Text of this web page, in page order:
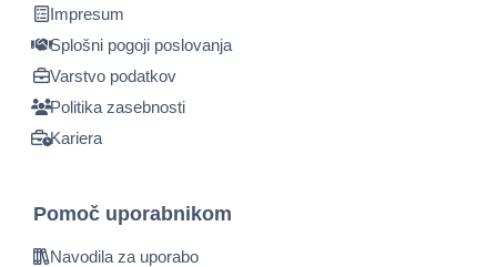
Impresum
Splošni pogoji poslovanja
Varstvo podatkov
Politika zasebnosti
Kariera
Pomoč uporabnikom
Navodila za uporabo